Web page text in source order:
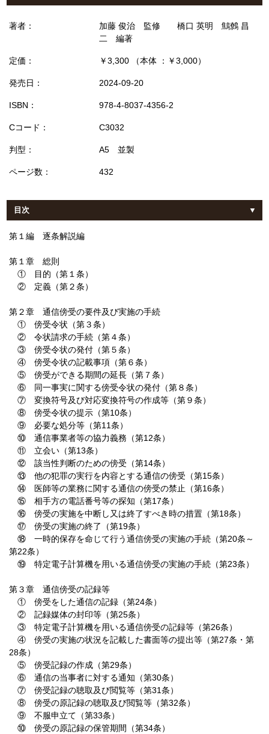
著者：
加藤 俊治 監修 橋口 英明 鷦鷯 昌
二 編著
定価： ￥3,300 （本体 ：￥3,000）
発売日： 2024-09-20
ISBN： 978-4-8037-4356-2
Cコード： C3032
判型： A5 並製
ページ数： 432
目次
第１編 逐条解説編
第１章 総則
① 目的（第１条）
② 定義（第２条）
第２章 通信傍受の要件及び実施の手続
① 傍受令状（第３条）
② 令状請求の手続（第４条）
③ 傍受令状の発付（第５条）
④ 傍受令状の記載事項（第６条）
⑤ 傍受ができる期間の延長（第７条）
⑥ 同一事実に関する傍受令状の発付（第８条）
⑦ 変換符号及び対応変換符号の作成等（第９条）
⑧ 傍受令状の提示（第10条）
⑨ 必要な処分等（第11条）
⑩ 通信事業者等の協力義務（第12条）
⑪ 立会い（第13条）
⑫ 該当性判断のための傍受（第14条）
⑬ 他の犯罪の実行を内容とする通信の傍受（第15条）
⑭ 医師等の業務に関する通信の傍受の禁止（第16条）
⑮ 相手方の電話番号等の探知（第17条）
⑯ 傍受の実施を中断し又は終了すべき時の措置（第18条）
⑰ 傍受の実施の終了（第19条）
⑱ 一時的保存を命じて行う通信傍受の実施の手続（第20条～
第22条）
⑲ 特定電子計算機を用いる通信傍受の実施の手続（第23条）
第３章 通信傍受の記録等
① 傍受をした通信の記録（第24条）
② 記録媒体の封印等（第25条）
③ 特定電子計算機を用いる通信傍受の記録等（第26条）
④ 傍受の実施の状況を記載した書面等の提出等（第27条・第
28条）
⑤ 傍受記録の作成（第29条）
⑥ 通信の当事者に対する通知（第30条）
⑦ 傍受記録の聴取及び閲覧等（第31条）
⑧ 傍受の原記録の聴取及び閲覧等（第32条）
⑨ 不服申立て（第33条）
⑩ 傍受の原記録の保管期間（第34条）